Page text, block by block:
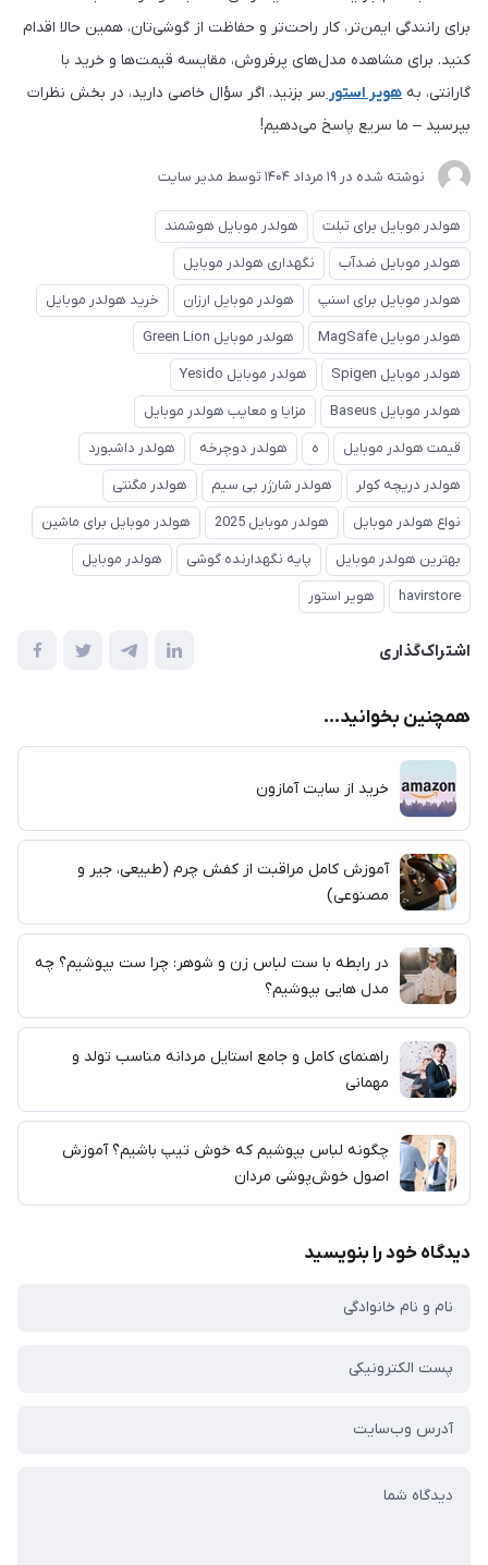
برای رانندگی ایمن‌تر، کار راحت‌تر و حفاظت از گوشی‌تان، همین حالا اقدام
کنید. برای مشاهده مدل‌های پرفروش، مقایسه قیمت‌ها و خرید با
گارانتی، به هویر استور سر بزنید. اگر سؤال خاصی دارید، در بخش نظرات
بپرسید – ما سریع پاسخ می‌دهیم!
نوشته شده در 19 مرداد 1404 توسط مدیر سایت
هولدر موبایل برای تبلت
هولدر موبایل هوشمند
هولدر موبایل ضدآب
نگهداری هولدر موبایل
هولدر موبایل برای اسنپ
هولدر موبایل ارزان
خرید هولدر موبایل
هولدر موبایل MagSafe
هولدر موبایل Green Lion
هولدر موبایل Spigen
هولدر موبایل Yesido
هولدر موبایل Baseus
مزایا و معایب هولدر موبایل
قیمت هولدر موبایل
ه هولدر دوچرخه
هولدر داشبورد
هولدر دریچه کولر
هولدر شارژر بی سیم
هولدر مگنتی
نواع هولدر موبایل
هولدر موبایل 2025
هولدر موبایل برای ماشین
بهترین هولدر موبایل
پایه نگهدارنده گوشی
هولدر موبایل
havirstore
هویر استور
اشتراک‌گذاری
همچنین بخوانید...
خرید از سایت آمازون
آموزش کامل مراقبت از کفش چرم (طبیعی، جیر و
مصنوعی)
در رابطه با ست لباس زن و شوهر: چرا ست بپوشیم؟ چه
مدل هایی بپوشیم؟
راهنمای کامل و جامع استایل مردانه مناسب تولد و
مهمانی
چگونه لباس بپوشیم که خوش تیپ باشیم؟ آموزش
اصول خوش‌پوشی مردان
دیدگاه خود را بنویسید